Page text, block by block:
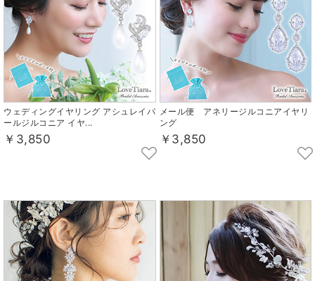
ウェディングイヤリング アシュレイパ
ールジルコニア イヤ...
￥3,850
メール便 アネリージルコニアイヤリ
ング
￥3,850